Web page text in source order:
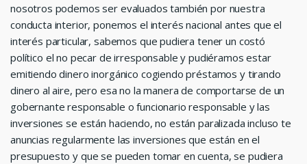
nosotros podemos ser evaluados también por nuestra
conducta interior, ponemos el interés nacional antes que el
interés particular, sabemos que pudiera tener un costó
político el no pecar de irresponsable y pudiéramos estar
emitiendo dinero inorgánico cogiendo préstamos y tirando
dinero al aire, pero esa no la manera de comportarse de un
gobernante responsable o funcionario responsable y las
inversiones se están haciendo, no están paralizada incluso te
anuncias regularmente las inversiones que están en el
presupuesto y que se pueden tomar en cuenta, se pudiera